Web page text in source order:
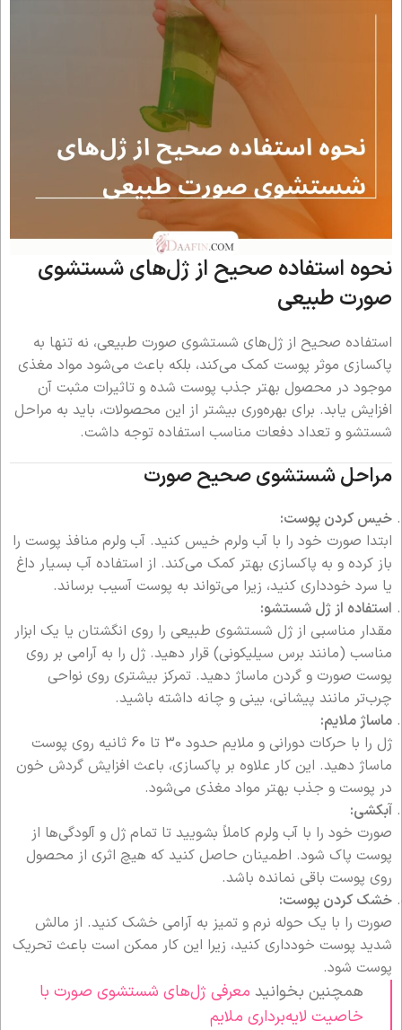
نحوه استفاده صحیح از ژل‌های شستشوی
صورت طبیعی
استفاده صحیح از ژل‌های شستشوی صورت طبیعی، نه تنها به
پاکسازی موثر پوست کمک می‌کند، بلکه باعث می‌شود مواد مغذی
موجود در محصول بهتر جذب پوست شده و تاثیرات مثبت آن
افزایش یابد. برای بهره‌وری بیشتر از این محصولات، باید به مراحل
شستشو و تعداد دفعات مناسب استفاده توجه داشت.
مراحل شستشوی صحیح صورت
خیس کردن پوست:
ابتدا صورت خود را با آب ولرم خیس کنید. آب ولرم منافذ پوست را
باز کرده و به پاکسازی بهتر کمک می‌کند. از استفاده آب بسیار داغ
یا سرد خودداری کنید، زیرا می‌تواند به پوست آسیب برساند.
استفاده از ژل شستشو:
مقدار مناسبی از ژل شستشوی طبیعی را روی انگشتان یا یک ابزار
مناسب (مانند برس سیلیکونی) قرار دهید. ژل را به آرامی بر روی
پوست صورت و گردن ماساژ دهید. تمرکز بیشتری روی نواحی
چرب‌تر مانند پیشانی، بینی و چانه داشته باشید.
ماساژ ملایم:
ژل را با حرکات دورانی و ملایم حدود 30 تا 60 ثانیه روی پوست
ماساژ دهید. این کار علاوه بر پاکسازی، باعث افزایش گردش خون
در پوست و جذب بهتر مواد مغذی می‌شود.
آبکشی:
صورت خود را با آب ولرم کاملاً بشویید تا تمام ژل و آلودگی‌ها از
پوست پاک شود. اطمینان حاصل کنید که هیچ اثری از محصول
روی پوست باقی نمانده باشد.
خشک کردن پوست:
صورت را با یک حوله نرم و تمیز به آرامی خشک کنید. از مالش
شدید پوست خودداری کنید، زیرا این کار ممکن است باعث تحریک
پوست شود.
همچنین بخوانید معرفی ژل‌های شستشوی صورت با
خاصیت لایه‌برداری ملایم